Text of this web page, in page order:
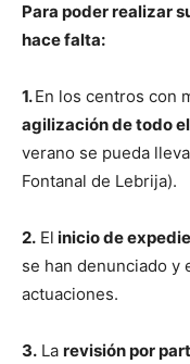
Para poder realizar
hace falta:
1.En los centros con
agilización de todo
verano se pueda
Fontanal de Lebrija).
2. El inicio de
se han denunciado y
actuaciones.
3. La revisión por